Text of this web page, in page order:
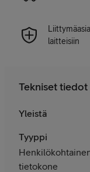
laitteisiin
Tekniset tiedot
Yleistä
Tyyppi
tietokone